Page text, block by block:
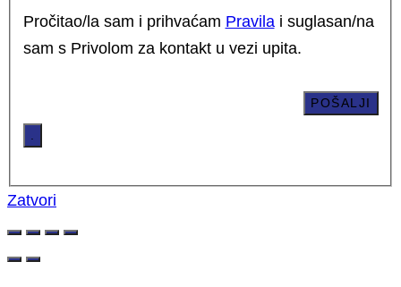
Pročitao/la sam i prihvaćam Pravilai suglasan/na
sam s Privolom za kontakt u vezi upita.
Zatvori